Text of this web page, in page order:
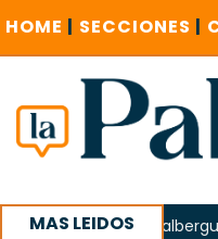
HOME | SECCIONES |
MAS LEIDOS
del albergue